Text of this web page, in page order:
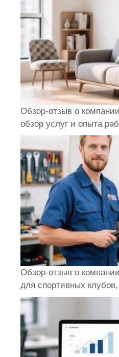
Обзор-отзыв о
обзор услуг и опыта
Обзор-отзыв о
для спортивных